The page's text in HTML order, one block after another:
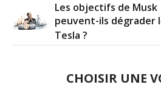
Les objectifs de Musk
peuvent-ils dégrader
Tesla ?
CHOISIR UNE